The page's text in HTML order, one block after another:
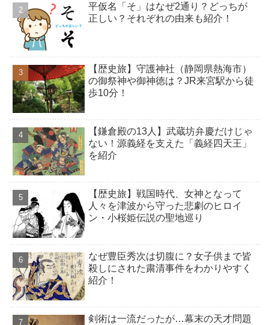
平仮名「そ」はなぜ2通り？どっちが
正しい？それぞれの由来も紹介！
【歴史旅】守護神社（静岡県熱海市）
の御祭神や御神徳は？JR来宮駅から徒
歩10分！
【鎌倉殿の13人】武蔵坊弁慶だけじゃ
ない！源義経を支えた「義経四天王」
を紹介
【歴史旅】戦国時代、女神となって
人々を津波から守った悲劇のヒロイ
ン・小桜姫伝説の聖地巡り
なぜ豊臣秀次は切腹に？女子供まで皆
殺しにされた粛清事件をわかりやすく
紹介！
剣術は一流だったが…幕末の天才問題